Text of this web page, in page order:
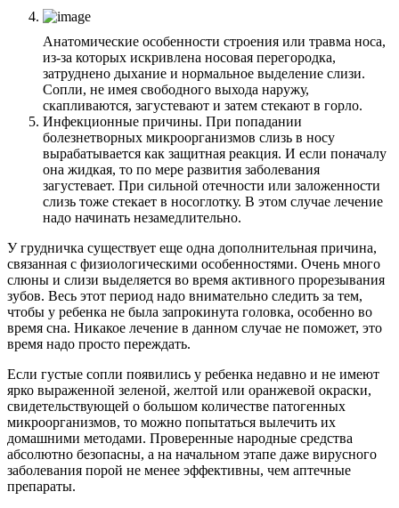
Анатомические особенности строения или травма носа,
из-за которых искривлена носовая перегородка,
затруднено дыхание и нормальное выделение слизи.
Сопли, не имея свободного выхода наружу,
скапливаются, загустевают и затем стекают в горло.
Инфекционные причины. При попадании
болезнетворных микроорганизмов слизь в носу
вырабатывается как защитная реакция. И если поначалу
она жидкая, то по мере развития заболевания
загустевает. При сильной отечности или заложенности
слизь тоже стекает в носоглотку. В этом случае лечение
надо начинать незамедлительно.
У грудничка существует еще одна дополнительная причина,
связанная с физиологическими особенностями. Очень много
слюны и слизи выделяется во время активного прорезывания
зубов. Весь этот период надо внимательно следить за тем,
чтобы у ребенка не была запрокинута головка, особенно во
время сна. Никакое лечение в данном случае не поможет, это
время надо просто переждать.
Если густые сопли появились у ребенка недавно и не имеют
ярко выраженной зеленой, желтой или оранжевой окраски,
свидетельствующей о большом количестве патогенных
микроорганизмов, то можно попытаться вылечить их
домашними методами. Проверенные народные средства
абсолютно безопасны, а на начальном этапе даже вирусного
заболевания порой не менее эффективны, чем аптечные
препараты.